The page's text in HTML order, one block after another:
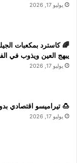
يوليو 17, 2026
🌈 كاسترد بمكعبات
يبهج العين ويذوب في
يوليو 17, 2026
🍮 تيراميسو اقتصادي
يوليو 17, 2026